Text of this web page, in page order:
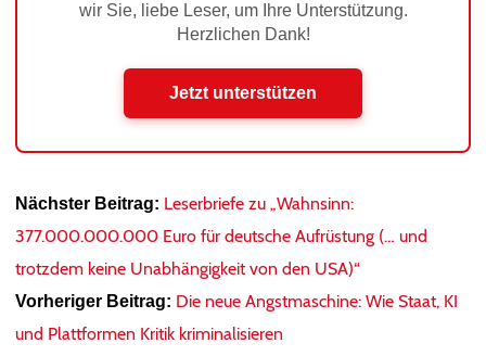
wir Sie, liebe Leser, um Ihre Unterstützung.
Herzlichen Dank!
Jetzt unterstützen
Nächster Beitrag: Leserbriefe zu „Wahnsinn:
377.000.000.000 Euro für deutsche Aufrüstung (… und
trotzdem keine Unabhängigkeit von den USA)“
Vorheriger Beitrag: Die neue Angstmaschine: Wie Staat, KI
und Plattformen Kritik kriminalisieren